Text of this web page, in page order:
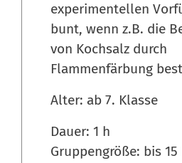
experimentellen
bunt, wenn z.B. die
von Kochsalz durch
Flammenfärbung
Alter: ab 7. Klasse
Dauer: 1 h
Gruppengröße: bis 15